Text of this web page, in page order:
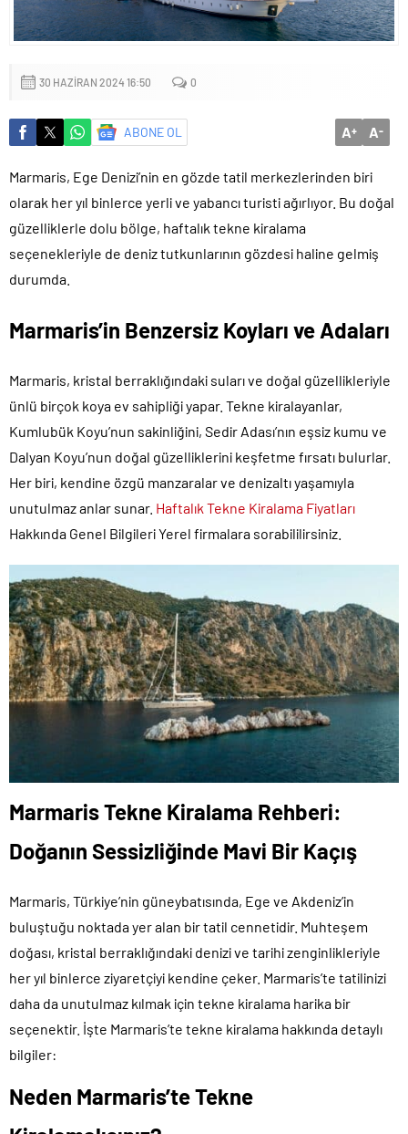
Maltepe’de çocuklar kitapların renkli dünyasında buluştu
30 HAZIRAN 2024 16:50 0
ABONE OL A+ A-
Marmaris, Ege Denizi’nin en gözde tatil merkezlerinden biri
olarak her yıl binlerce yerli ve yabancı turisti ağırlıyor. Bu doğal
güzelliklerle dolu bölge, haftalık tekne kiralama
seçenekleriyle de deniz tutkunlarının gözdesi haline gelmiş
durumda.
Marmaris’in Benzersiz Koyları ve Adaları
Marmaris, kristal berraklığındaki suları ve doğal güzellikleriyle
ünlü birçok koya ev sahipliği yapar. Tekne kiralayanlar,
Kumlubük Koyu’nun sakinliğini, Sedir Adası’nın eşsiz kumu ve
Dalyan Koyu’nun doğal güzelliklerini keşfetme fırsatı bulurlar.
Her biri, kendine özgü manzaralar ve denizaltı yaşamıyla
unutulmaz anlar sunar. Haftalık Tekne Kiralama Fiyatları
Hakkında Genel Bilgileri Yerel firmalara sorabililirsiniz.
Marmaris Tekne Kiralama Rehberi:
Doğanın Sessizliğinde Mavi Bir Kaçış
Marmaris, Türkiye’nin güneybatısında, Ege ve Akdeniz’in
buluştuğu noktada yer alan bir tatil cennetidir. Muhteşem
doğası, kristal berraklığındaki denizi ve tarihi zenginlikleriyle
her yıl binlerce ziyaretçiyi kendine çeker. Marmaris’te tatilinizi
daha da unutulmaz kılmak için tekne kiralama harika bir
seçenektir. İşte Marmaris’te tekne kiralama hakkında detaylı
bilgiler:
Neden Marmaris’te Tekne